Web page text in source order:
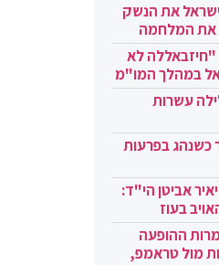
את הנשק
את המלחמה
"חיזבאללה לא
במהלך המו"מ
עשרות
נעצר כשנהג בפרעות
אביטן הי"ד:
בעוז
ההופעה
מול טראמפ,